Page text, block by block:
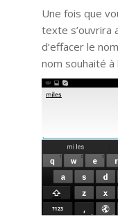
Une fois que
texte s’ouvrira
d’effacer le
nom souhaité à